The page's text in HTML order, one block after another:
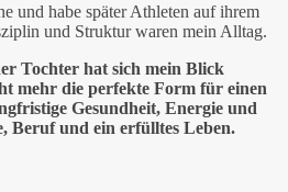
und habe später Athleten auf ihrem
und Struktur waren mein Alltag.
Tochter hat sich mein Blick
mehr die perfekte Form für einen
Gesundheit, Energie und
Beruf und ein erfülltes Leben.